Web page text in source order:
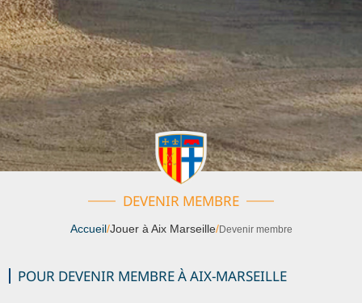
DEVENIR MEMBRE
Accueil /Jouer à Aix Marseille/Devenir membre
POUR DEVENIR MEMBRE À AIX-MARSEILLE